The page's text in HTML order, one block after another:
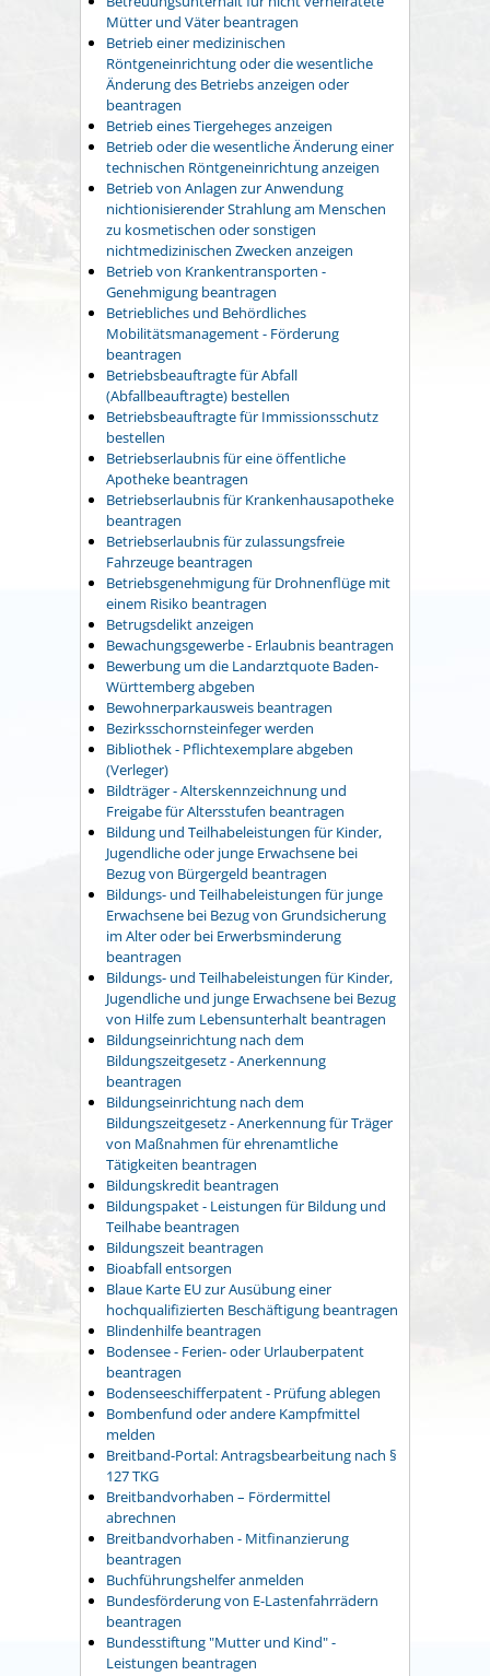
Mütter und Väter beantragen
Betrieb einer medizinischen
Röntgeneinrichtung oder die wesentliche
Änderung des Betriebs anzeigen oder
beantragen
Betrieb eines Tiergeheges anzeigen
Betrieb oder die wesentliche Änderung einer
technischen Röntgeneinrichtung anzeigen
Betrieb von Anlagen zur Anwendung
nichtionisierender Strahlung am Menschen
zu kosmetischen oder sonstigen
nichtmedizinischen Zwecken anzeigen
Betrieb von Krankentransporten -
Genehmigung beantragen
Betriebliches und Behördliches
Mobilitätsmanagement - Förderung
beantragen
Betriebsbeauftragte für Abfall
(Abfallbeauftragte) bestellen
Betriebsbeauftragte für Immissionsschutz
bestellen
Betriebserlaubnis für eine öffentliche
Apotheke beantragen
Betriebserlaubnis für Krankenhausapotheke
beantragen
Betriebserlaubnis für zulassungsfreie
Fahrzeuge beantragen
Betriebsgenehmigung für Drohnenflüge mit
einem Risiko beantragen
Betrugsdelikt anzeigen
Bewachungsgewerbe - Erlaubnis beantragen
Bewerbung um die Landarztquote Baden-
Württemberg abgeben
Bewohnerparkausweis beantragen
Bezirksschornsteinfeger werden
Bibliothek - Pflichtexemplare abgeben
(Verleger)
Bildträger - Alterskennzeichnung und
Freigabe für Altersstufen beantragen
Bildung und Teilhabeleistungen für Kinder,
Jugendliche oder junge Erwachsene bei
Bezug von Bürgergeld beantragen
Bildungs- und Teilhabeleistungen für junge
Erwachsene bei Bezug von Grundsicherung
im Alter oder bei Erwerbsminderung
beantragen
Bildungs- und Teilhabeleistungen für Kinder,
Jugendliche und junge Erwachsene bei Bezug
von Hilfe zum Lebensunterhalt beantragen
Bildungseinrichtung nach dem
Bildungszeitgesetz - Anerkennung
beantragen
Bildungseinrichtung nach dem
Bildungszeitgesetz - Anerkennung für Träger
von Maßnahmen für ehrenamtliche
Tätigkeiten beantragen
Bildungskredit beantragen
Bildungspaket - Leistungen für Bildung und
Teilhabe beantragen
Bildungszeit beantragen
Bioabfall entsorgen
Blaue Karte EU zur Ausübung einer
hochqualifizierten Beschäftigung beantragen
Blindenhilfe beantragen
Bodensee - Ferien- oder Urlauberpatent
beantragen
Bodenseeschifferpatent - Prüfung ablegen
Bombenfund oder andere Kampfmittel
melden
Breitband-Portal: Antragsbearbeitung nach §
127 TKG
Breitbandvorhaben – Fördermittel
abrechnen
Breitbandvorhaben - Mitfinanzierung
beantragen
Buchführungshelfer anmelden
Bundesförderung von E-Lastenfahrrädern
beantragen
Bundesstiftung "Mutter und Kind" -
Leistungen beantragen